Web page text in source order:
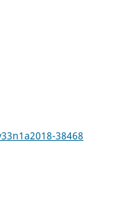
38468